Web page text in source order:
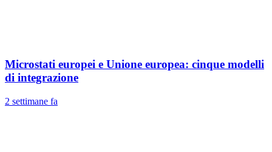
Microstati europei e Unione europea: cinque modelli
di integrazione
2 settimane fa